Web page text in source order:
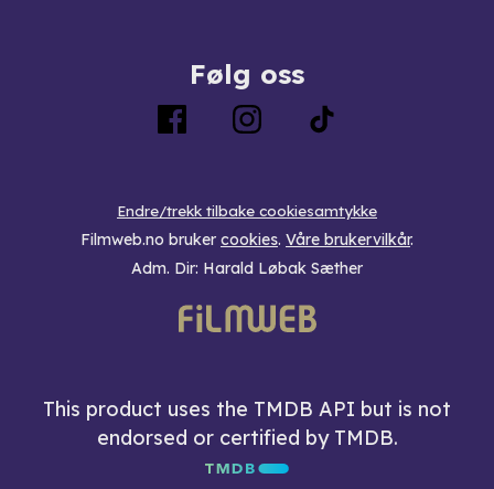
Følg oss
Endre/trekk tilbake cookiesamtykke
Filmweb.no bruker cookies. Våre brukervilkår.
Adm. Dir: Harald Løbak Sæther
This product uses the TMDB API but is not
endorsed or certified by TMDB.